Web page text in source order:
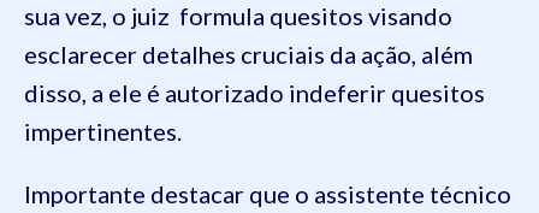
sua vez, o juiz formula quesitos visando
esclarecer detalhes cruciais da ação, além
disso, a ele é autorizado indeferir quesitos
impertinentes.
Importante destacar que o assistente técnico